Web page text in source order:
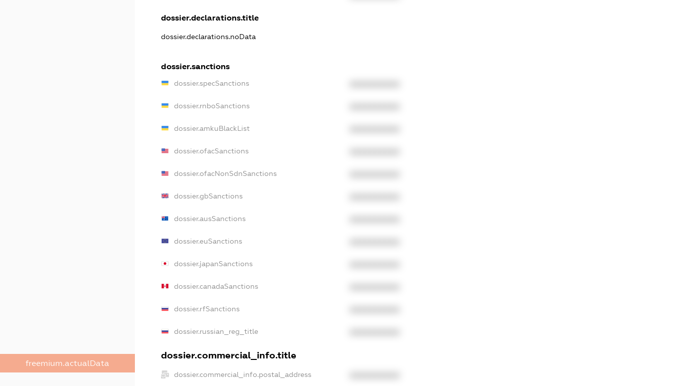
freemium.actualData
dossier.declarations.title
dossier.declarations.noData
dossier.sanctions
dossier.specSanctions
dossier.rnboSanctions
dossier.amkuBlackList
dossier.ofacSanctions
dossier.ofacNonSdnSanctions
dossier.gbSanctions
dossier.ausSanctions
dossier.euSanctions
dossier.japanSanctions
dossier.canadaSanctions
dossier.rfSanctions
dossier.russian_reg_title
dossier.commercial_info.title
dossier.commercial_info.postal_address